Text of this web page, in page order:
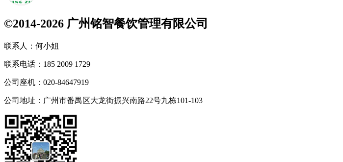
©2014-2026 广州铭智餐饮管理有限公司
联系人： 何小姐
联系电话： 185 2009 1729
公司座机： 020-84647919
公司地址： 广州市番禺区大龙街振兴南路22号九栋101-103